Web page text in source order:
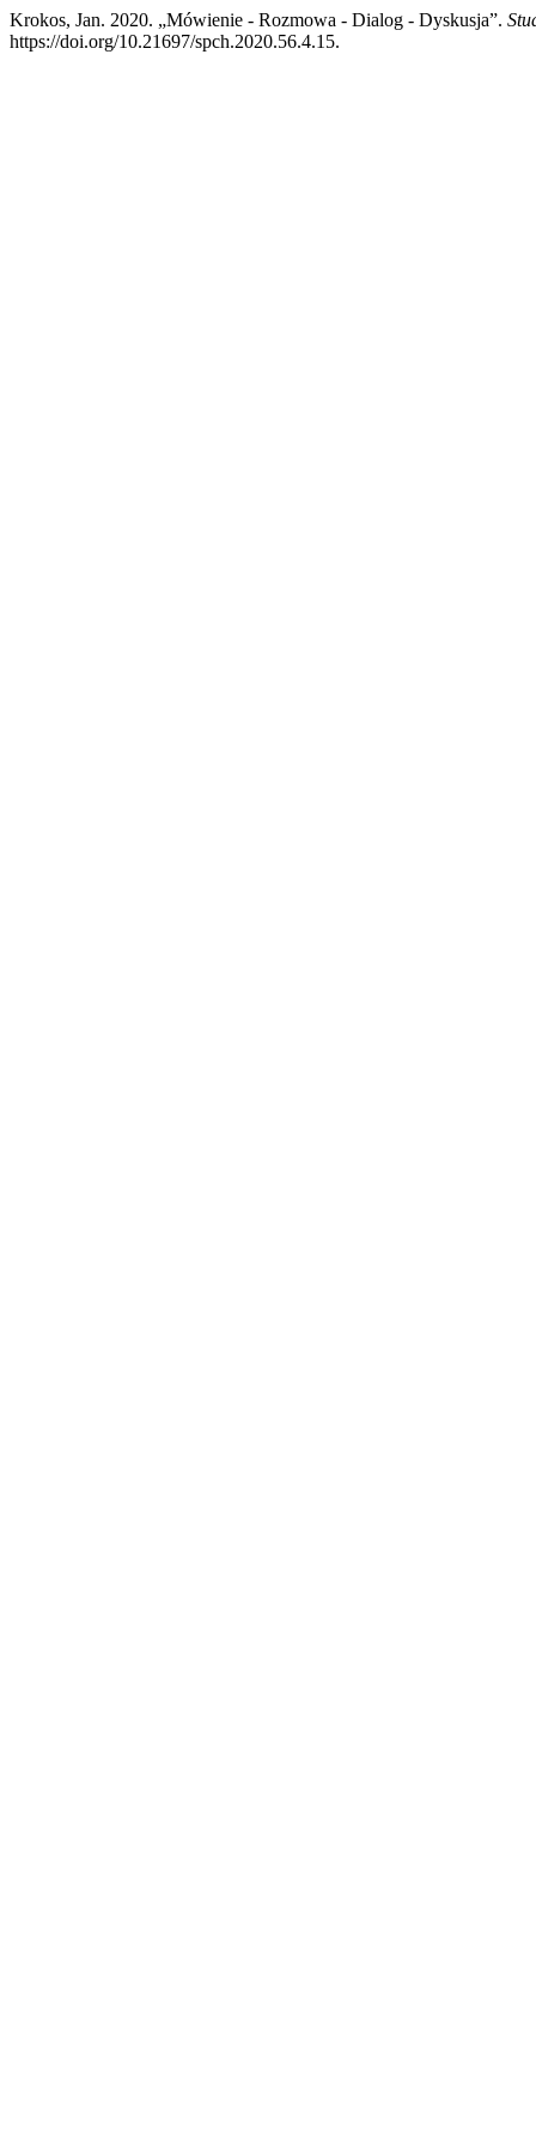
Krokos, Jan. 2020. „Mówienie - Rozmowa - Dialog - Dyskusja”.
https://doi.org/10.21697/spch.2020.56.4.15.